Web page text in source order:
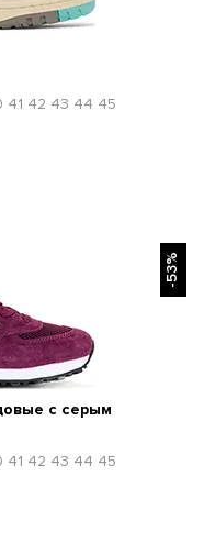
41 42 43 44 45
-53%
с серым
41 42 43 44 45